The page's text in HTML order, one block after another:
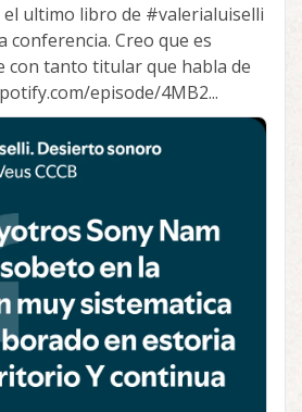
ultimo libro de #valerialuiselli
conferencia. Creo que es
con tanto titular que habla de
episode/4MB2...